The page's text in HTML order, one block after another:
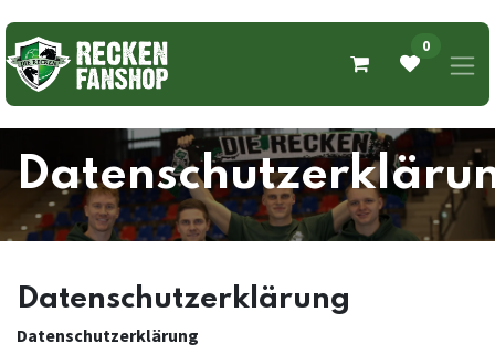
0
Datenschutzerklärung
Datenschutzerklärung